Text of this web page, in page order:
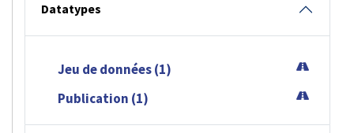
Datatypes
Jeu de données (1)
Publication (1)